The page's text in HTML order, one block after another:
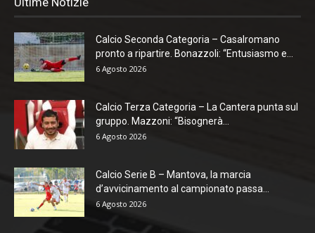
Calcio Seconda Categoria – Casalromano
pronto a ripartire. Bonazzoli: “Entusiasmo e...
6 Agosto 2026
Calcio Terza Categoria – La Cantera punta sul
gruppo. Mazzoni: “Bisognerà...
6 Agosto 2026
Calcio Serie B – Mantova, la marcia
d’avvicinamento al campionato passa...
6 Agosto 2026